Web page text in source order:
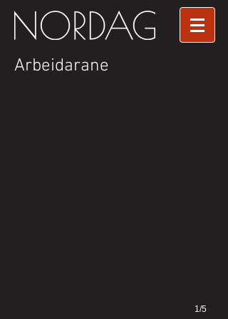
Arbeidarane
Oversikt over arbeidarar og firma ved A/S
1/5